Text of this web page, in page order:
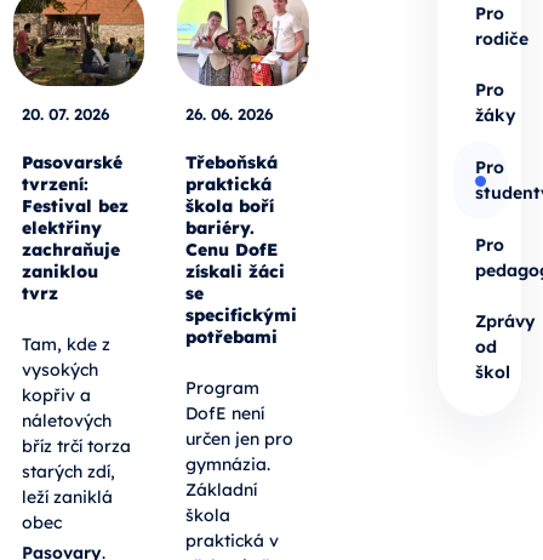
20. 07. 2026
Pasovarské
tvrzení:
Festival bez
elektřiny
zachraňuje
zaniklou
tvrz
Tam, kde z
vysokých
kopřiv a
náletových
bříz trčí torza
starých zdí,
leží zaniklá
obec
Pasovary.
26. 06. 2026
Třeboňská
praktická
škola boří
bariéry.
Cenu DofE
získali žáci
se
specifickými
potřebami
Program
DofE není
určen jen pro
gymnázia.
Základní
škola
praktická v
Pro
rodiče
Pro
žáky
Pro
Pro
Zprávy
od
škol